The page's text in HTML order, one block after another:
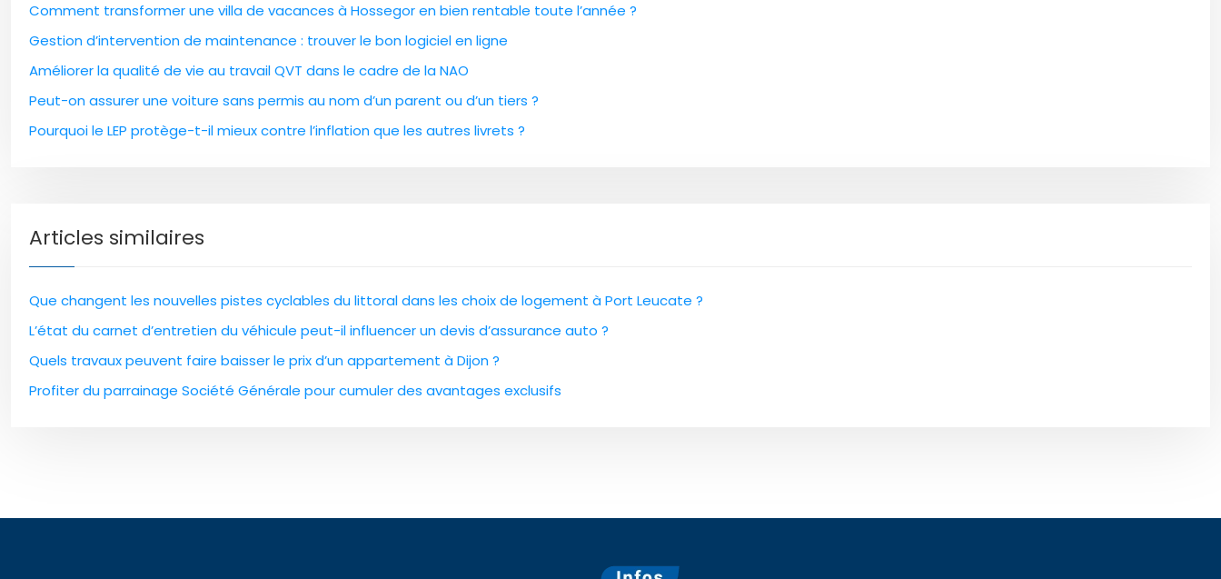
Comment transformer une villa de vacances à Hossegor en bien rentable toute l’année ?
Gestion d’intervention de maintenance : trouver le bon logiciel en ligne
Améliorer la qualité de vie au travail QVT dans le cadre de la NAO
Peut-on assurer une voiture sans permis au nom d’un parent ou d’un tiers ?
Pourquoi le LEP protège-t-il mieux contre l’inflation que les autres livrets ?
Articles similaires
Que changent les nouvelles pistes cyclables du littoral dans les choix de logement à Port Leucate ?
L’état du carnet d’entretien du véhicule peut-il influencer un devis d’assurance auto ?
Quels travaux peuvent faire baisser le prix d’un appartement à Dijon ?
Profiter du parrainage Société Générale pour cumuler des avantages exclusifs